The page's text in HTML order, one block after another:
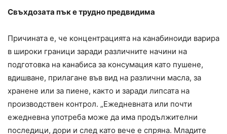
Свъхдозата пък е трудно предвидима
Причината е, че концентрацията на канабиноиди варира
в широки граници заради различните начини на
подготовка на канабиса за консумация като пушене,
вдишване, прилагане във вид на различни масла, за
хранене или за пиене, както и заради липсата на
производствен контрол. „Ежедневната или почти
ежедневна употреба може да има продължителни
последици, дори и след като вече е спряна. Младите